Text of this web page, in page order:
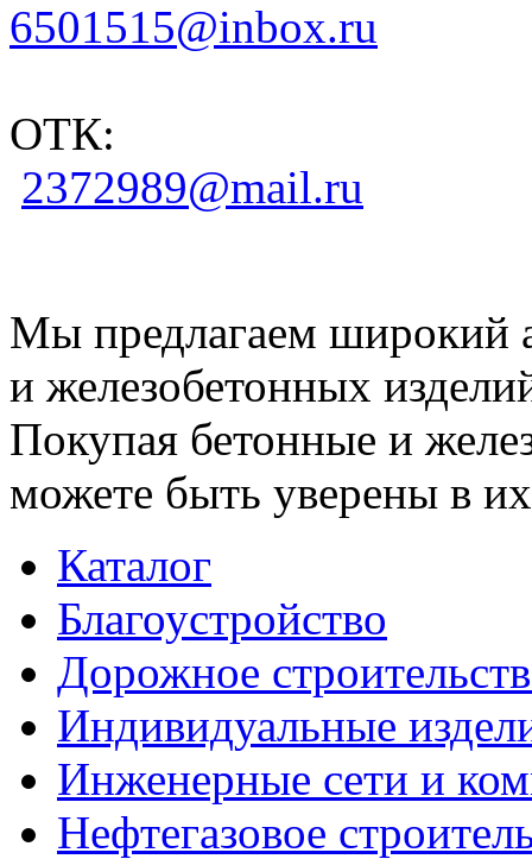
6501515@inbox.ru
ОТК:
2372989@mail.ru
Мы предлагаем широкий
и железобетонных
Покупая бетонные и
можете быть уверены в их
Каталог
Благоустройство
Дорожное
Индивидуальные
Инженерные сети и
Нефтегазовое